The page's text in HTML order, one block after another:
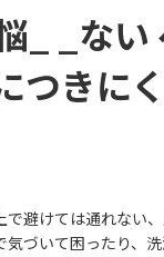
_ _ない
つきに
で避けては通れない
気づいて困ったり、